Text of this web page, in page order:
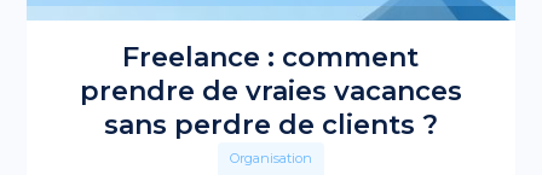
Freelance : comment
prendre de vraies vacances
sans perdre de clients ?
Organisation